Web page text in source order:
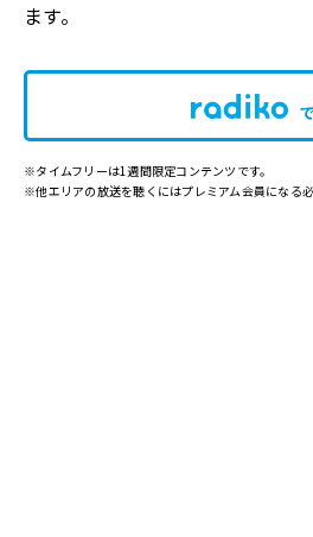
ます。
※タイムフリーは1週間限定コンテンツです。
※他エリアの放送を聴くにはプレミアム会員になる必